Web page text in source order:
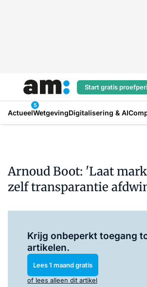
Start gratis
Actueel
5
WetgevingDigitalisering & AI
Arnoud Boot: 'Laat
zelf transparantie
Krijg onbeperkt toegang
artikelen.
Lees 1 maand gratis
of lees alleen dit artikel